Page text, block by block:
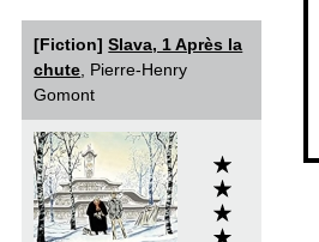
[Fiction]Slava, 1 Après la
chute , Pierre-Henry
Gomont